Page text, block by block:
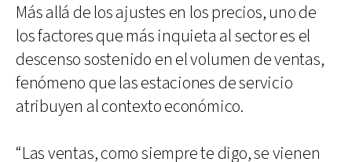
Más allá de los ajustes en los precios, uno de
los factores que más inquieta al sector es el
descenso sostenido en el volumen de ventas,
fenómeno que las estaciones de servicio
atribuyen al contexto económico.
“Las ventas, como siempre te digo, se vienen